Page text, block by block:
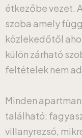
étkezőbe vezet.
szoba amely
közlekedőtől
külön zárható
feltételek nem
Minden
található:
villanyrezsó,